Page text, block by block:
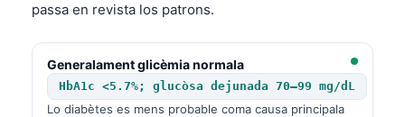
passa en revista los patrons.
Generalament glicèmia normala
HbA1c <5.7%; glucòsa dejunada 70–99 mg/dL
Lo diabètes es mens probable coma causa principala